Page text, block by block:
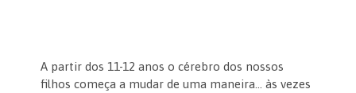
A partir dos 11-12 anos o cérebro dos nossos
filhos começa a mudar de uma maneira… às vezes